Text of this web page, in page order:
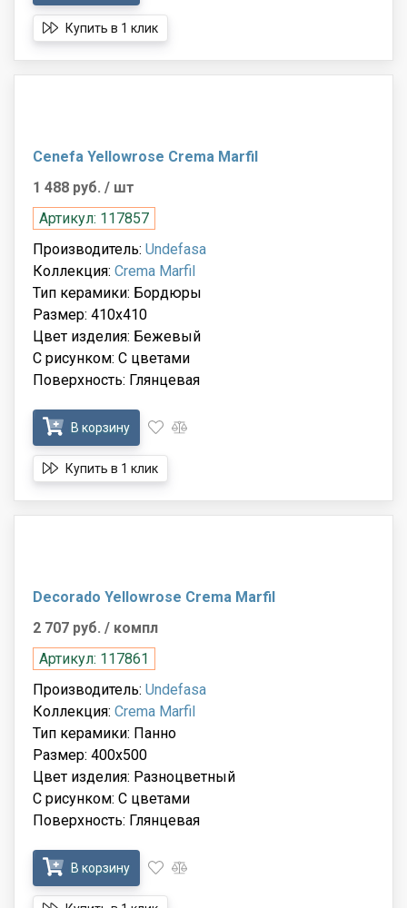
Купить в 1 клик
Cenefa Yellowrose Crema Marfil
1 488 руб. / шт
Артикул: 117857
Производитель: Undefasa
Коллекция: Crema Marfil
Тип керамики: Бордюры
Размер: 410x410
Цвет изделия: Бежевый
С рисунком: С цветами
Поверхность: Глянцевая
В корзину
Купить в 1 клик
Decorado Yellowrose Crema Marfil
2 707 руб. / компл
Артикул: 117861
Производитель: Undefasa
Коллекция: Crema Marfil
Тип керамики: Панно
Размер: 400x500
Цвет изделия: Разноцветный
С рисунком: С цветами
Поверхность: Глянцевая
В корзину